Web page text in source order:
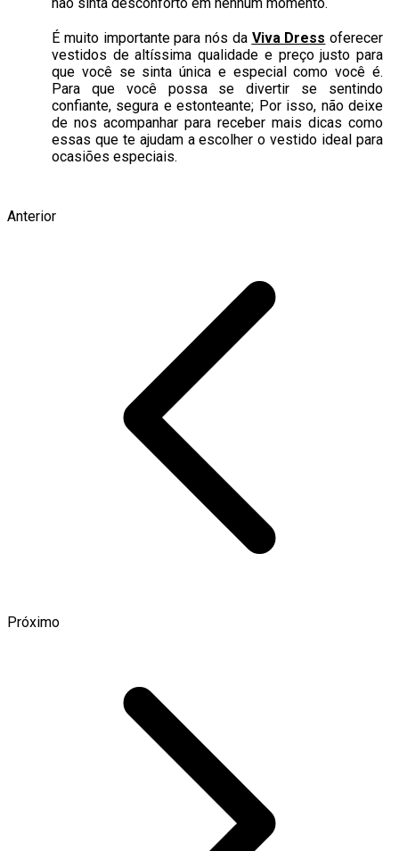
É muito importante para nós da Viva Dress oferecer
vestidos de altíssima qualidade e preço justo para
que você se sinta única e especial como você é.
Para que você possa se divertir se sentindo
confiante, segura e estonteante; Por isso, não deixe
de nos acompanhar para receber mais dicas como
essas que te ajudam a escolher o vestido ideal para
ocasiões especiais.
Anterior
Próximo